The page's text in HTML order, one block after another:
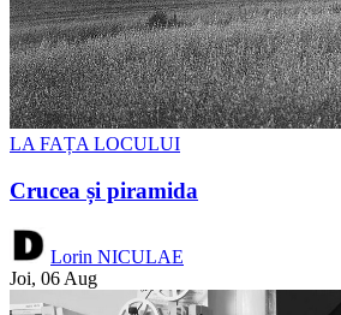
LA FAȚA LOCULUI
Crucea și piramida
Lorin NICULAE
Joi, 06 Aug